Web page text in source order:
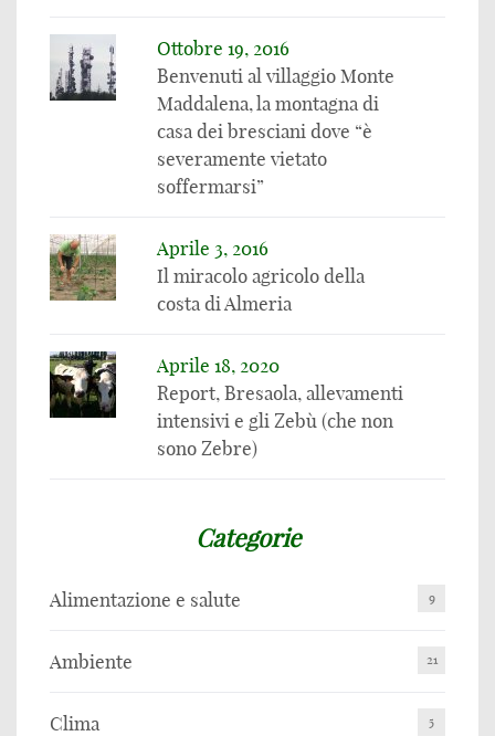
Ottobre 19, 2016
Benvenuti al villaggio Monte
Maddalena, la montagna di
casa dei bresciani dove “è
severamente vietato
soffermarsi”
Aprile 3, 2016
Il miracolo agricolo della
costa di Almeria
Aprile 18, 2020
Report, Bresaola, allevamenti
intensivi e gli Zebù (che non
sono Zebre)
Categorie
Alimentazione e salute 9
Ambiente 21
Clima 5